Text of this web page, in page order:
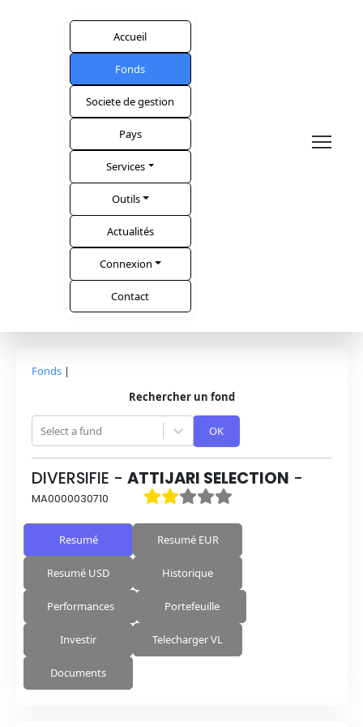
Accueil
Fonds
Societe de gestion
Pays
Services
Outils
Actualités
Connexion
Contact
Fonds |
Rechercher un fond
Select a fund OK
DIVERSIFIE - ATTIJARI SELECTION -
MA0000030710
Resumé Resumé EUR
Resumé USD Historique
Performances Portefeuille
Investir Telecharger VL
Documents